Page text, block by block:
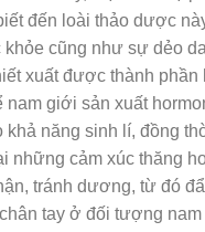
đến loài thảo dược
cũng như sự dẻo
xuất được thành
giới sản xuất
khả năng sinh lí, đồng
những cảm xúc thăng
tránh dương, từ đó
tay ở đối tượng